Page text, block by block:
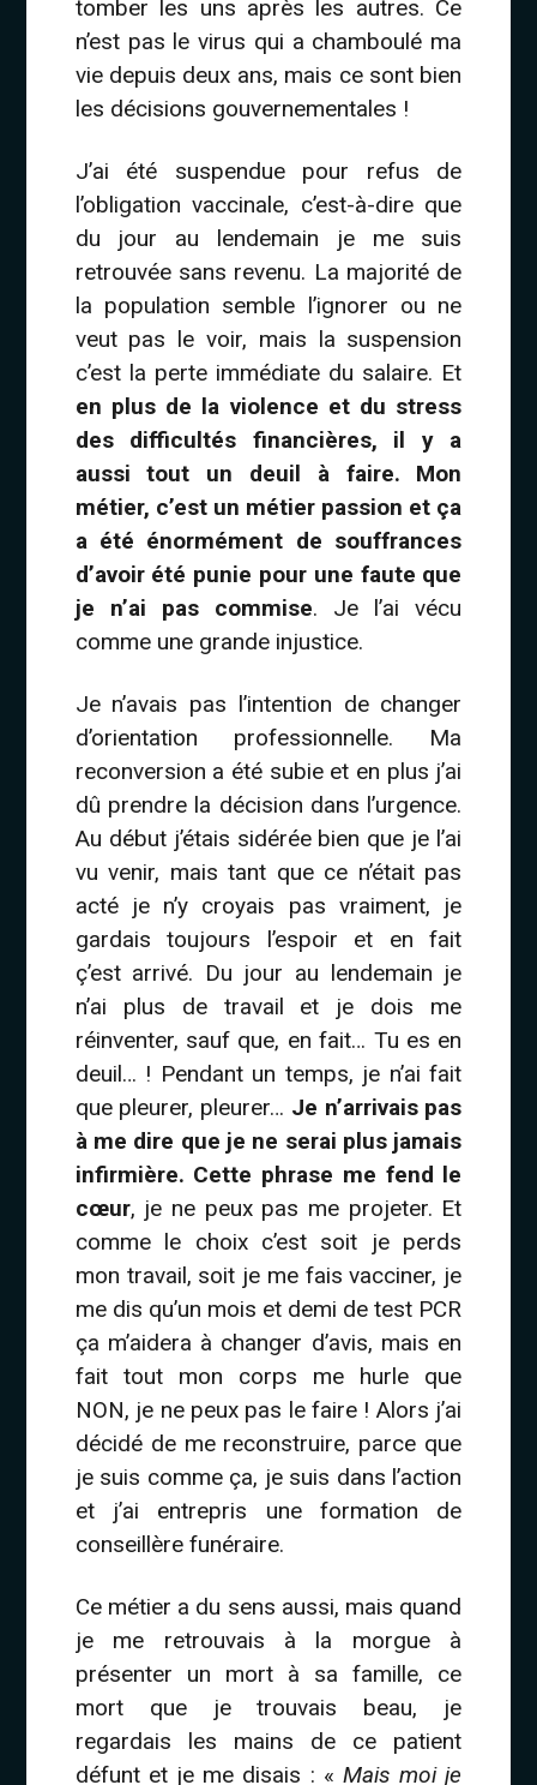
tomber les uns après les autres. Ce
n’est pas le virus qui a chamboulé ma
vie depuis deux ans, mais ce sont bien
les décisions gouvernementales !
J’ai été suspendue pour refus de
l’obligation vaccinale, c’est-à-dire que
du jour au lendemain je me suis
retrouvée sans revenu. La majorité de
la population semble l’ignorer ou ne
veut pas le voir, mais la suspension
c’est la perte immédiate du salaire. Et
en plus de la violence et du stress
des difficultés financières, il y a
aussi tout un deuil à faire. Mon
métier, c’est un métier passion et ça
a été énormément de souffrances
d’avoir été punie pour une faute que
je n’ai pas commise. Je l’ai vécu
comme une grande injustice.
Je n’avais pas l’intention de changer
d’orientation professionnelle. Ma
reconversion a été subie et en plus j’ai
dû prendre la décision dans l’urgence.
Au début j’étais sidérée bien que je l’ai
vu venir, mais tant que ce n’était pas
acté je n’y croyais pas vraiment, je
gardais toujours l’espoir et en fait
ç’est arrivé. Du jour au lendemain je
n’ai plus de travail et je dois me
réinventer, sauf que, en fait… Tu es en
deuil… ! Pendant un temps, je n’ai fait
que pleurer, pleurer… Je n’arrivais pas
à me dire que je ne serai plus jamais
infirmière. Cette phrase me fend le
cœur, je ne peux pas me projeter. Et
comme le choix c’est soit je perds
mon travail, soit je me fais vacciner, je
me dis qu’un mois et demi de test PCR
ça m’aidera à changer d’avis, mais en
fait tout mon corps me hurle que
NON, je ne peux pas le faire ! Alors j’ai
décidé de me reconstruire, parce que
je suis comme ça, je suis dans l’action
et j’ai entrepris une formation de
conseillère funéraire.
Ce métier a du sens aussi, mais quand
je me retrouvais à la morgue à
présenter un mort à sa famille, ce
mort que je trouvais beau, je
regardais les mains de ce patient
défunt et je me disais : « Mais moi je